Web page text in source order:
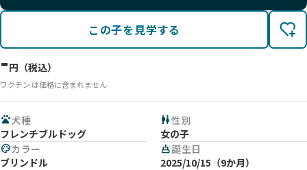
この子を見学する
-円（税込）
ワクチン は価格に含まれません
pets犬種
フレンチブルドッグ
wc性別
女の子
paletteカラー
ブリンドル
cake誕生日
2025/10/15（9か月）